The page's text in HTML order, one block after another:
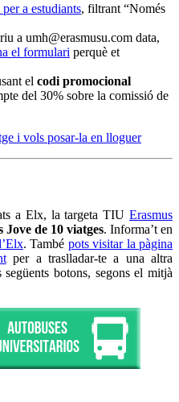
per a estudiants, filtrant “Només
a umh@erasmusu.com data,
el formulari perquè et
el codi promocional
del 30% sobre la comissió de
i vols posar-la en lloguer
a Elx, la targeta TIU Erasmus
Jove de 10 viatges. Informa’t en
. També pots visitar la pàgina
per a traslladar-te a una altra
botons, segons el mitjà